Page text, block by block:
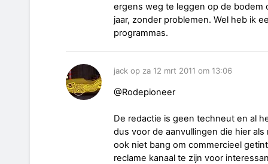
ergens weg te leggen op de bodem
jaar, zonder problemen. Wel heb ik
programmas.
jack op za 12 mrt 2011 om 13:06
@Rodepioneer
De redactie is geen techneut en al
dus voor de aanvullingen die hier
ook niet bang om commercieel
reclame kanaal te zijn voor